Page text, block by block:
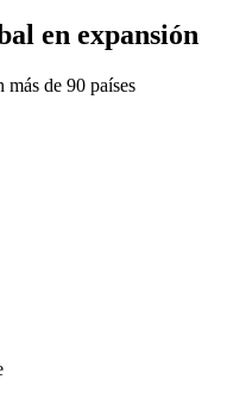
en expansión
de 90 países